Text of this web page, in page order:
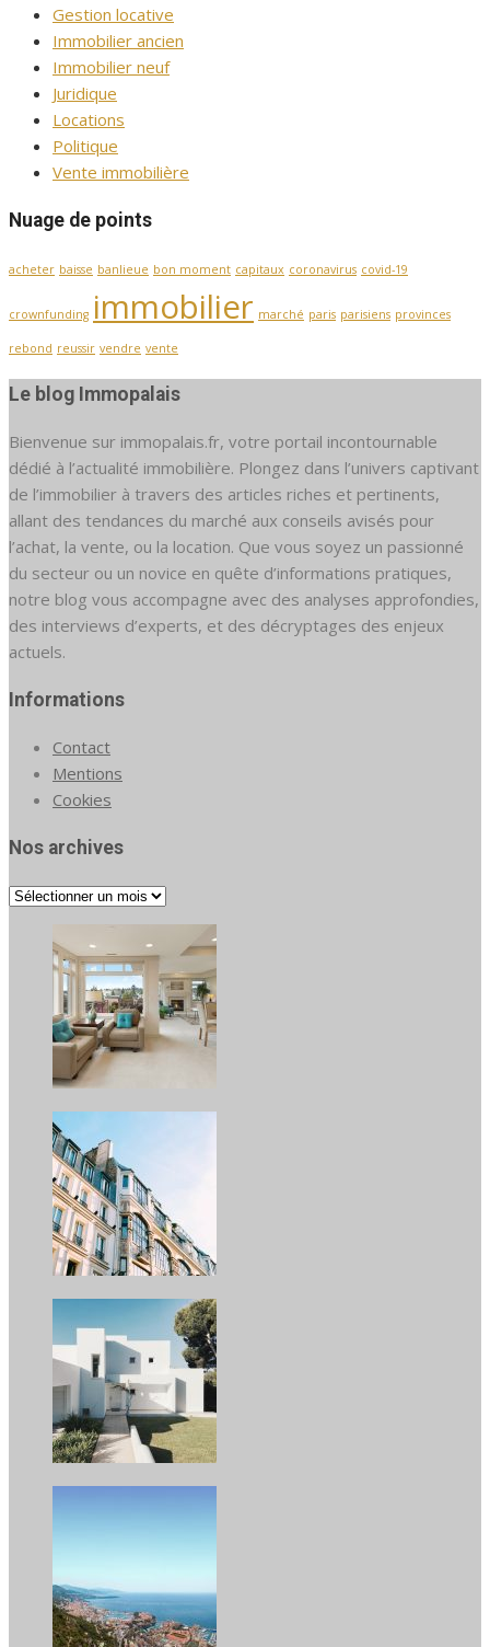
Gestion locative
Immobilier ancien
Immobilier neuf
Juridique
Locations
Politique
Vente immobilière
Nuage de points
acheter baisse banlieue bon moment capitaux coronavirus covid-19
crownfunding immobilier marché paris parisiens provinces
rebond reussir vendre vente
Le blog Immopalais
Bienvenue sur immopalais.fr, votre portail incontournable
dédié à l’actualité immobilière. Plongez dans l’univers captivant
de l’immobilier à travers des articles riches et pertinents,
allant des tendances du marché aux conseils avisés pour
l’achat, la vente, ou la location. Que vous soyez un passionné
du secteur ou un novice en quête d’informations pratiques,
notre blog vous accompagne avec des analyses approfondies,
des interviews d’experts, et des décryptages des enjeux
actuels.
Informations
Contact
Mentions
Cookies
Nos archives
Nos